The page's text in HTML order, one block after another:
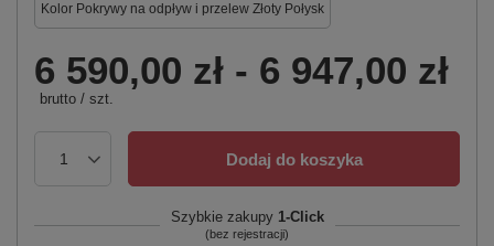
Kolor Pokrywy na odpływ i przelew Złoty Połysk
6 590,00 zł - 6 947,00 zł
brutto / szt.
Dodaj do koszyka
Szybkie zakupy 1-Click
(bez rejestracji)